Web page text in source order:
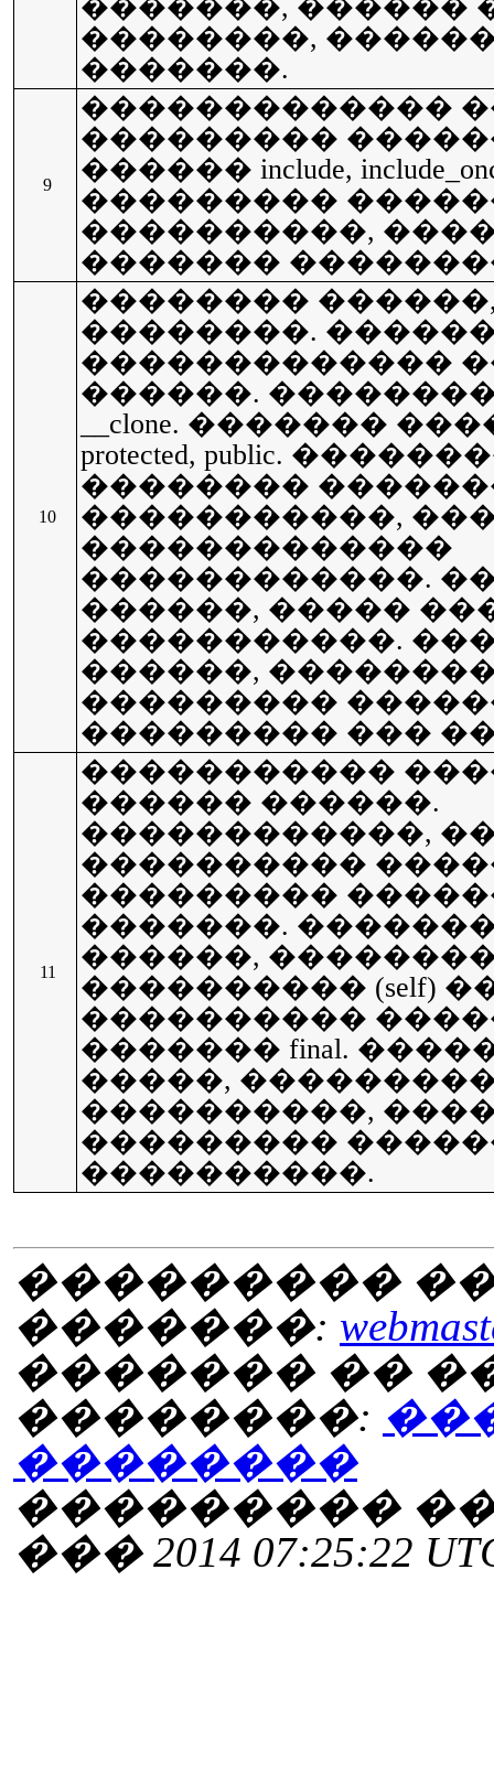
�������, ������
��������,
�������.
9
�������������
���������
������ include,
���������
����������,
�������
10
��������
��������.
�������������
������.
__clone. �������
protected, public.
��������
�����������,
�������������
������������.
������, �����
�����������.
������,
���������
��������� ���
11
�����������
������ ������.
������������,
����������
���������
�������.
������,
���������� (self)
����������
������� final.
�����,
����������,
���������
����������.
���������
�������:
������� ��
��������:
��������
���������
��� 2014 07:25:22